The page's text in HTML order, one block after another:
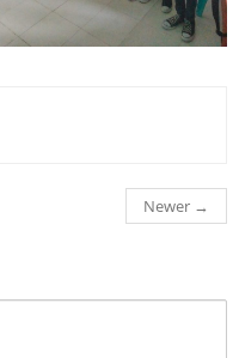
Newer →